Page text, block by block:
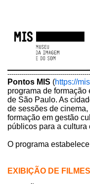
Pontos MIS (https://
programa de
de São Paulo. As
de sessões de
formação em gestão
públicos para a cultura
O programa
EXIBIÇÃO DE FILMES